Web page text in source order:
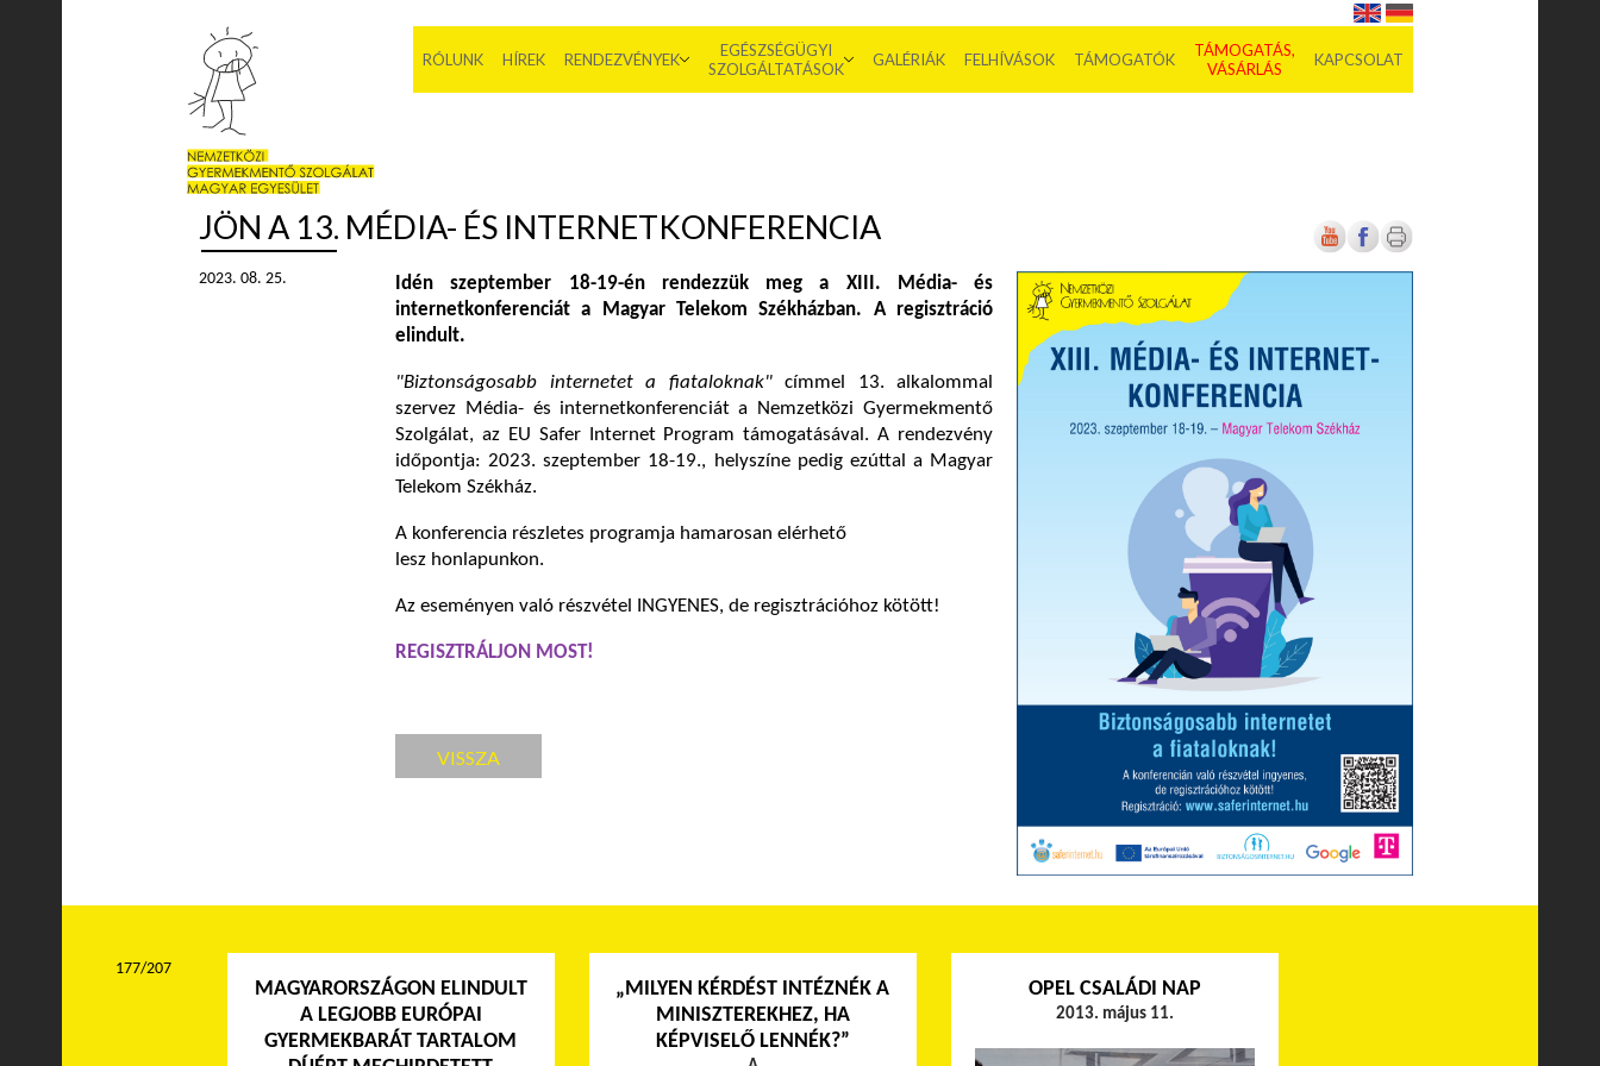
RÓLUNK HÍREK RENDEZVÉNYEK
EGÉSZSÉGÜGYI
SZOLGÁLTATÁSOK
GALÉRIÁK FELHÍVÁSOK TÁMOGATÓK
TÁMOGATÁS,
VÁSÁRLÁS
KAPCSOLAT
JÖN A 13. MÉDIA- ÉS INTERNETKONFERENCIA
2023. 08. 25.
Idén szeptember 18-19-én rendezzük meg a XIII. Média- és
internetkonferenciát a Magyar Telekom Székházban. A regisztráció
elindult.
"Biztonságosabb internetet a fiataloknak"
címmel 13. alkalommal
szervez Média- és internetkonferenciát a Nemzetközi Gyermekmentő
Szolgálat, az EU Safer Internet Program támogatásával. A rendezvény
időpontja: 2023. szeptember 18-19., helyszíne pedig ezúttal aMagyar
Telekom Székház.
A konferencia részletes programja hamarosan elérhető
lesz honlapunkon.
Az eseményen való részvétel INGYENES, de regisztrációhoz kötött!
REGISZTRÁLJON MOST!
VISSZA
MAGYARORSZÁGON ELINDULT
A LEGJOBB EURÓPAI
GYERMEKBARÁT TARTALOM
„MILYEN KÉRDÉST INTÉZNÉK A
MINISZTEREKHEZ, HA
KÉPVISELŐ LENNÉK?”
OPEL CSALÁDI NAP
2013. május 11.
177/207